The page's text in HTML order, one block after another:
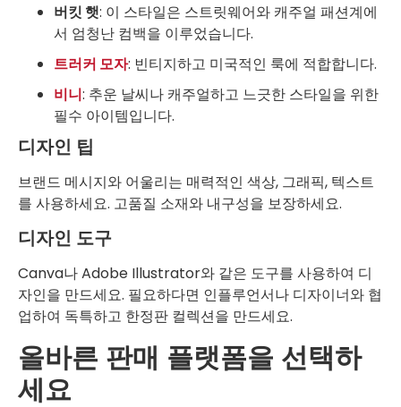
버킷 햇: 이 스타일은 스트릿웨어와 캐주얼 패션계에
서 엄청난 컴백을 이루었습니다.
트러커 모자: 빈티지하고 미국적인 룩에 적합합니다.
비니: 추운 날씨나 캐주얼하고 느긋한 스타일을 위한
필수 아이템입니다.
디자인 팁
브랜드 메시지와 어울리는 매력적인 색상, 그래픽, 텍스트
를 사용하세요. 고품질 소재와 내구성을 보장하세요.
디자인 도구
Canva나 Adobe Illustrator와 같은 도구를 사용하여 디
자인을 만드세요. 필요하다면 인플루언서나 디자이너와 협
업하여 독특하고 한정판 컬렉션을 만드세요.
올바른 판매 플랫폼을 선택하
세요